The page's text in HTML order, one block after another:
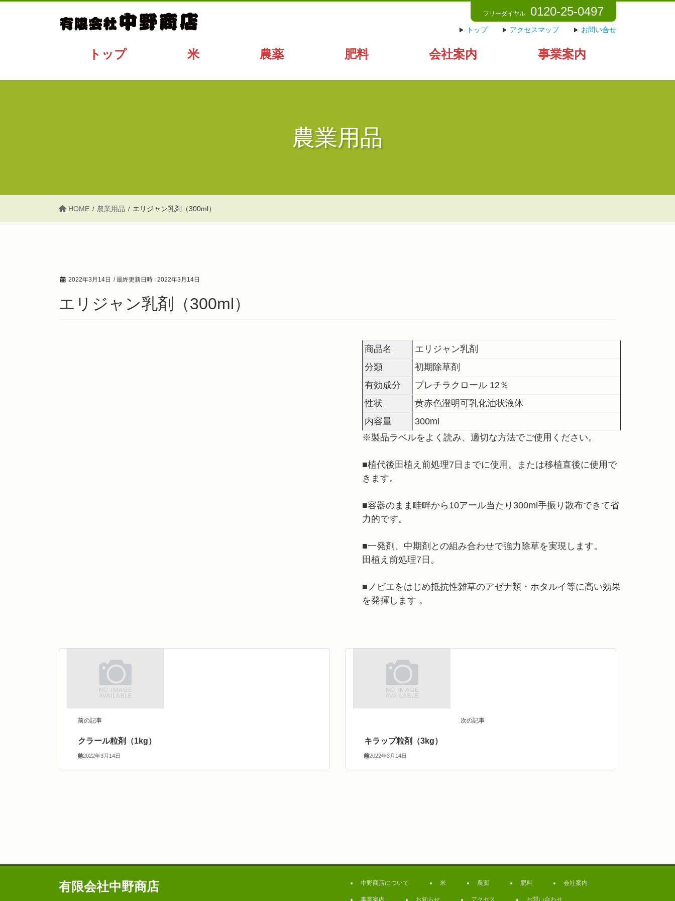
フリーダイヤル 0120-25-0497
トップ アクセスマップ お問い合せ
トップ 米 農薬 肥料 会社案内 事業案内
農業用品
HOME 農業用品 エリジャン乳剤（300ml）
2022年3月14日 / 最終更新日時 : 2022年3月14日
エリジャン乳剤（300ml）
商品名
エリジャン乳剤
分類
初期除草剤
有効成分
プレチラクロール 12％
性状
黄赤色澄明可乳化油状液体
内容量
300ml
※製品ラベルをよく読み、適切な方法でご使用ください。
■植代後田植え前処理7日までに使用。または移植直後に使用で
きます。
■容器のまま畦畔から10アール当たり300ml手振り散布できて省
力的です。
■一発剤、中期剤との組み合わせで強力除草を実現します。
田植え前処理7日。
■ノビエをはじめ抵抗性雑草のアゼナ類・ホタルイ等に高い効果
を発揮します 。
前の記事
クラール粒剤（1kg）
2022年3月14日
次の記事
キラップ粒剤（3kg）
2022年3月14日
有限会社中野商店 中野商店について 米 農薬 肥料 会社案内
事業案内 お知らせ アクセス お問い合わせ